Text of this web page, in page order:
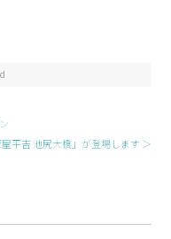
平吉 池尻大橋」が登場します ＞